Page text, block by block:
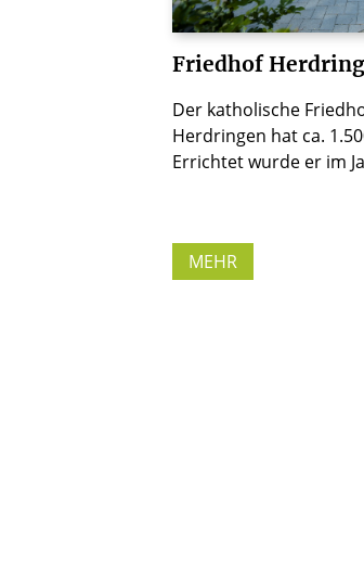
Friedhof
Der katholische
Herdringen hat ca.
Errichtet wurde er im
MEHR